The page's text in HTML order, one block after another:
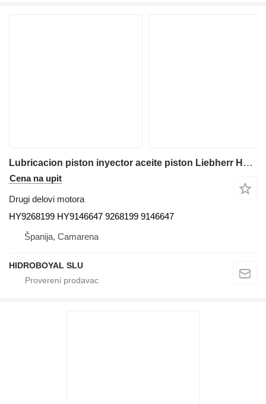
Lubricacion piston inyector aceite piston Liebherr HY9268199 HY9146647 za Liebherr Ltm cranes autodizalice
Cena na upit
Drugi delovi motora
HY9268199 HY9146647 9268199 9146647
Španija, Camarena
HIDROBOYAL SLU